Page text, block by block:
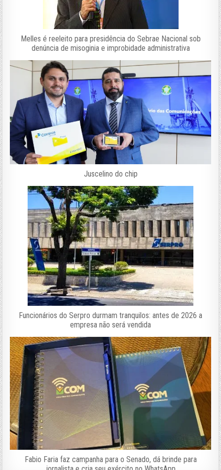
Melles é reeleito para presidência do Sebrae Nacional sob
denúncia de misoginia e improbidade administrativa
Juscelino do chip
Funcionários do Serpro durmam tranquilos: antes de 2026 a
empresa não será vendida
Fabio Faria faz campanha para o Senado, dá brinde para